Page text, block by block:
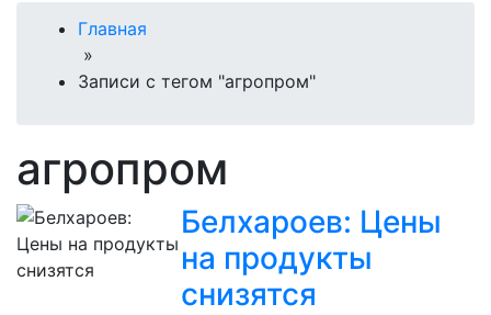
Главная
»
Записи с тегом "агропром"
агропром
Белхароев: Цены
на продукты
снизятся